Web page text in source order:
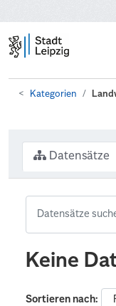
Kategorien
Datensätze
Keine
Sortieren nach